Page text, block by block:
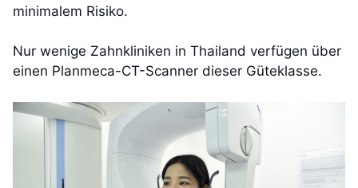
minimalem Risiko.
Nur wenige Zahnkliniken in Thailand verfügen über
einen Planmeca-CT-Scanner dieser Güteklasse.